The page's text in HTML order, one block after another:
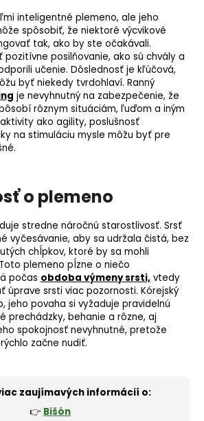
inteligentné plemeno, ale jeho
spôsobiť, že niektoré výcvikové
tak, ako by ste očakávali.
pozitívne posilňovanie, ako sú chvály a
učenie. Dôslednosť je kľúčová,
byť niekedy tvrdohlaví. Ranný
je nevyhnutný na zabezpečenie, že
rôznym situáciám, ľuďom a iným
ako agility, poslušnosť
na stimuláciu mysle môžu byť pre
o plemeno
stredne náročnú starostlivosť. Srsť
vyčesávanie, aby sa udržala čistá, bez
chĺpkov, ktoré by sa mohli
plemeno pĺzne o niečo
počas obdoba výmeny srsti, vtedy
úprave srsti viac pozornosti. Kórejský
jeho povaha si vyžaduje pravidelnú
prechádzky, behanie a rôzne, aj
spokojnosť nevyhnutné, pretože
začne nudiť.
zaujímavých informácií o:
👉 Bišón